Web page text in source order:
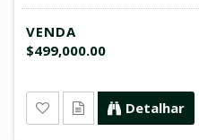
VENDA
$499,000.00
Detalhar